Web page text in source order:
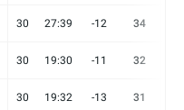
30 27:39 -12 34
30 19:30 -11 32
30 19:32 -13 31